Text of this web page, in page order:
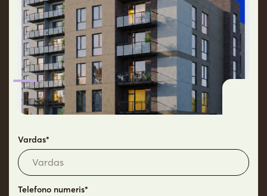
Daiktų nuoma
jūsų namams
Pilnos apdailos
pasiūlymas
Bankų
pasiūlymai
Techniniai
sprendimai
Lankstus buto išplanavimas
Didesni langai – daugiau šviesos
Vardas*
Telefono numeris*